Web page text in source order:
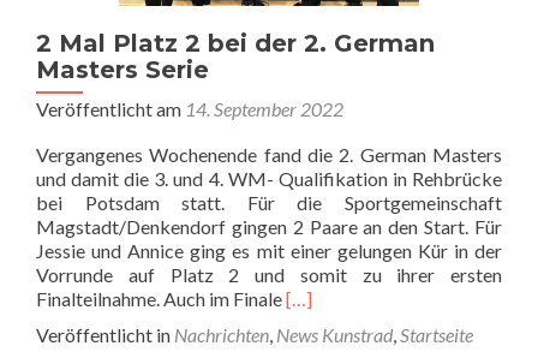
2 Mal Platz 2 bei der 2. German
Masters Serie
Veröffentlicht am 14. September 2022
Vergangenes Wochenende fand die 2. German Masters
und damit die 3. und 4. WM- Qualifikation in Rehbrücke
bei Potsdam statt. Für die Sportgemeinschaft
Magstadt/Denkendorf gingen 2 Paare an den Start. Für
Jessie und Annice ging es mit einer gelungen Kür in der
Vorrunde auf Platz 2 und somit zu ihrer ersten
Finalteilnahme. Auch im FinaleRead
about
[…]
Veröffentlicht in Nachrichten, News Kunstrad,Startseite